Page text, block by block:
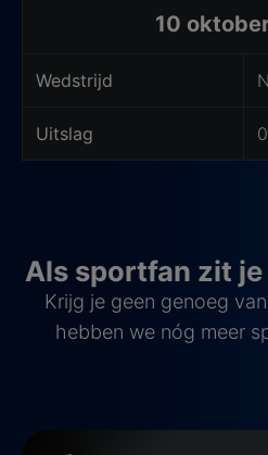
10
Wedstrijd
Uitslag
Als sportfan zit
Krijg je geen genoeg
hebben we nóg meer